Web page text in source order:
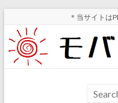
content
＊当サイトは